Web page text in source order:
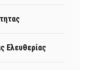
Ελευθερίας